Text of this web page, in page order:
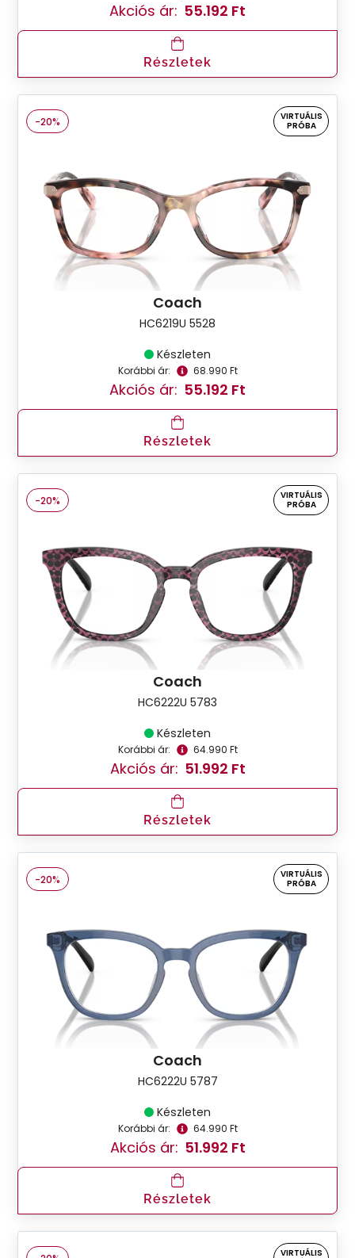
Akciós ár: 55.192 Ft
Részletek
-20%
VIRTUÁLIS
PRÓBA
Coach
HC6219U 5528
Készleten
Korábbi ár: 68.990 Ft
Akciós ár: 55.192 Ft
Részletek
-20%
VIRTUÁLIS
PRÓBA
Coach
HC6222U 5783
Készleten
Korábbi ár: 64.990 Ft
Akciós ár: 51.992 Ft
Részletek
-20%
VIRTUÁLIS
PRÓBA
Coach
HC6222U 5787
Készleten
Korábbi ár: 64.990 Ft
Akciós ár: 51.992 Ft
Részletek
VIRTUÁLIS